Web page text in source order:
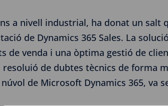
a nivell industrial, ha donat un salt
de Dynamics 365 Sales. La
venda i una òptima gestió de
de dubtes tècnics de forma
de Microsoft Dynamics 365, va